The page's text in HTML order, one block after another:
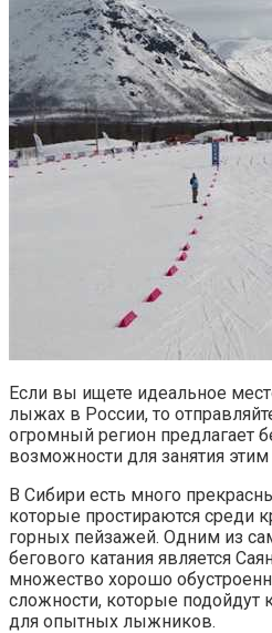
Если вы ищете идеальное
лыжах в России, то
огромный регион предлагает
возможности для занятия
В Сибири есть много
которые простираются среди
горных пейзажей. Одним из
бегового катания является
множество хорошо
сложности, которые подойдут
для опытных лыжников.